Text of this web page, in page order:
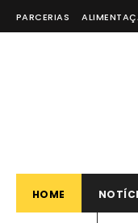
PARCERIAS
HOME